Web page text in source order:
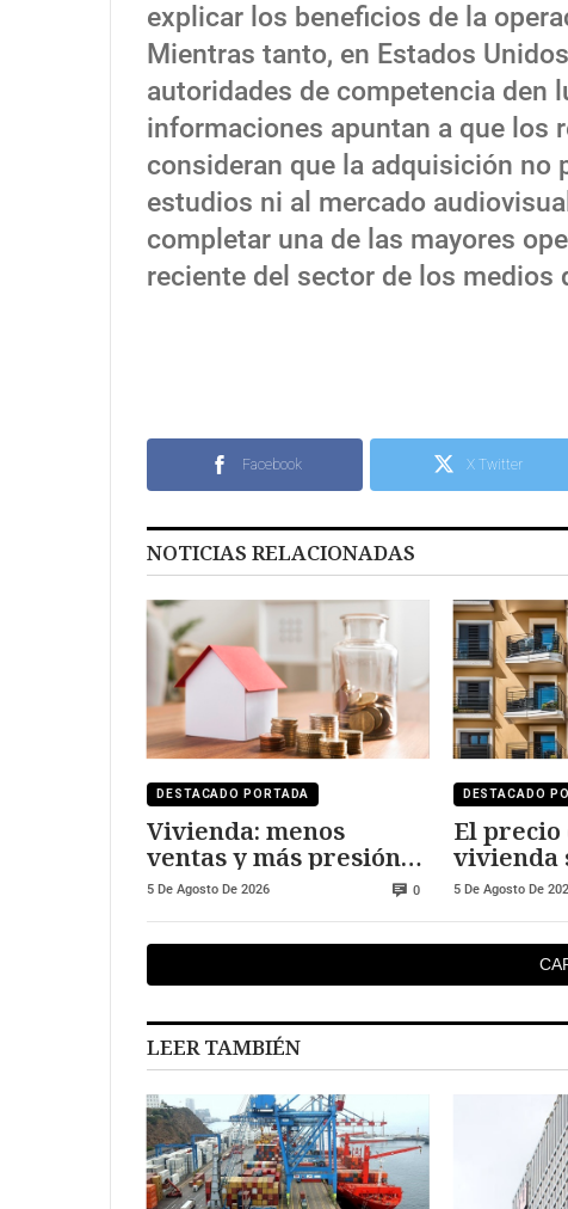
explicar los beneficios de la
Mientras tanto, en Estados
autoridades de competencia den
informaciones apuntan a que los
consideran que la adquisición
estudios ni al mercado
completar una de las mayores
reciente del sector de los medios
Facebook X Twitter
NOTICIAS RELACIONADAS
DESTACADO PORTADA
Vivienda: menos
ventas y más presión
sobre los precios
5 De Agosto De 2026 0
DESTACADO
El precio
vivienda
frente al
5 De Agosto De
LEER TAMBIÉN